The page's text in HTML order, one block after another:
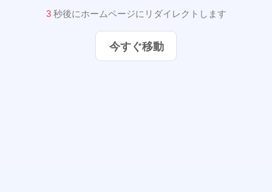
2秒後にホームページにリダイレクトします
今すぐ移動